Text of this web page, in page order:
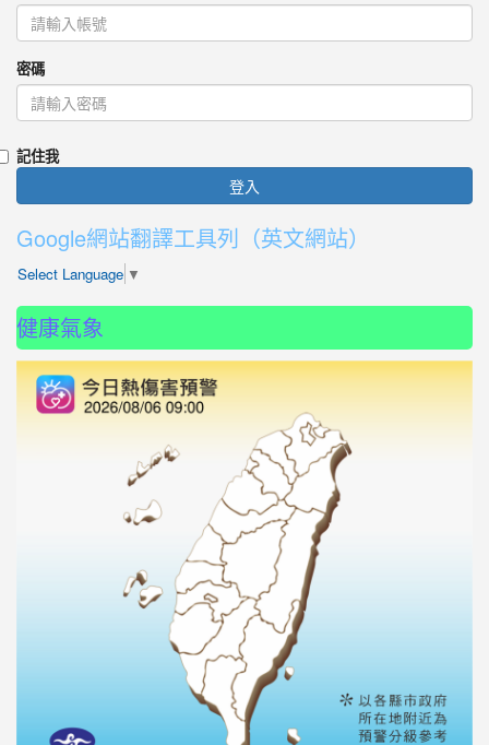
密碼
記住我
登入
Google網站翻譯工具列（英文網站）
Select Language ▼
健康氣象